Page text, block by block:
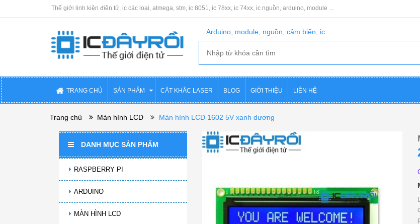
Thế giới linh kiện điện tử, ic các loại, atmega, stm, ic 8051, ic 78xx, ic 74xx, ic nguồn, arduino, module ...
Arduino, module, nguồn, cảm biến, ic...
TRANG CHỦ SẢN PHẨM CẮT KHẮC LASER BLOG GIỚI THIỆU LIÊN HỆ
Trang chủ Màn hình LCD Màn hình LCD 1602 5V xanh dương
DANH MỤC SẢN PHẨM
RASPBERRY PI
ARDUINO
MÀN HÌNH LCD